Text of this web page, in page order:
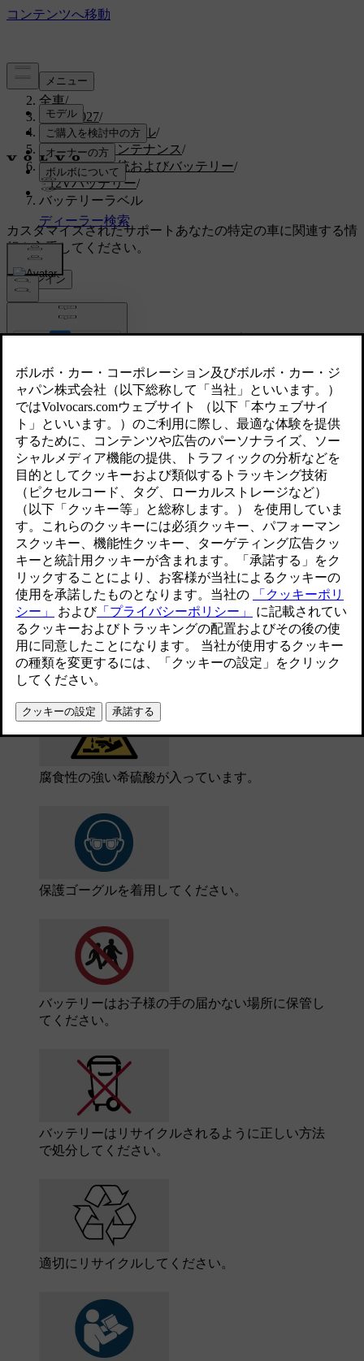
サポート
全車/
EX30 2027/
ユーザーマニュアル/
お手入れとメンテナンス/
車両の電気系統およびバッテリー/
12Vバッテリー/
バッテリーラベル
カスタマイズされたサポート あなたの特定の車に関連する情
報を入手してください。
サインイン
アップデートされました 2023/11/20
バッテリーラベル
低電圧の車両バッテリーには、安全に取り扱う
ための情報が記載されたラベルが表示されてい
ます。
シンボル
火花、火気禁止。
爆発の危険。
腐食性の強い希硫酸が入っています。
保護ゴーグルを着用してください。
バッテリーはお子様の手の届かない場所に保管し
てください。
バッテリーはリサイクルされるように正しい方法
で処分してください。
適切にリサイクルしてください。